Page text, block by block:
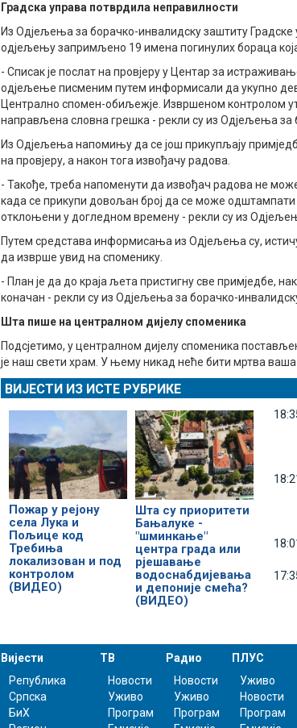
Градска управа потврдила неправилности
Из Одјељења за борачко-инвалидску заштиту
одјељењу запримљено 19 имена погинулих бораца
- Списак је послат на провјеру у Центар за
одјељење писменим путем информисали да укупно
Централно спомен-обиљежје. Извршеном контролом
направљена словна грешка - рекли су из Одјељења за
Из Одјељења напомињу да се још прикупљају
на провјеру, а након тога извођачу радова.
- Такође, треба напоменути да извођач радова не
када се прикупи довољан број да се може одштампати
отклоњени у догледном времену - рекли су из
Путем средстава информисања из Одјељења су,
да изврше увид на споменику.
- План је да до краја љета пристигну све примједбе,
коначан - рекли су из Одјељења за борачко-
Шта пише на централном дијелу споменика
Подсјетимо, у централном дијелу споменика
је наш свети храм. У њему никад неће бити мртва ваша
ВИЈЕСТИ ИЗ ИСТЕ РУБРИКЕ
Пожар у рејону
села Лука и
Пољице код
Требиња
локализован и под
контролом
(ВИДЕО)
Шта су приоритети
Бањалуке -
"шминкање"
центра града или
рјешавање
водоснабдијевања
и депоније смећа?
(ВИДЕО)
Вијести
Република
Српска
БиХ
ТВ
Новости
Уживо
Програм
Радио
Новости
Уживо
Програм
ПЛУС
Уживо
Новости
Програм